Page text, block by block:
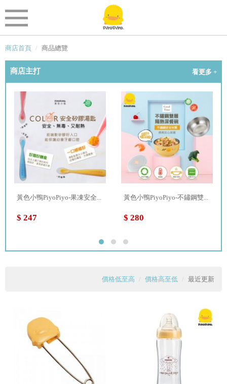
商店首頁 商品總覽
商店主打 看更多 +
黃色小鴨PiyoPiyo-果凍安全...
$ 247
黃色小鴨PiyoPiyo-不鏽鋼雙...
$ 280
價格低至高 價格高至低 最近更新